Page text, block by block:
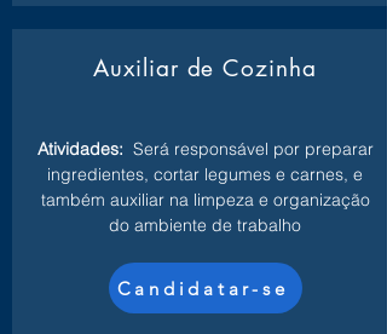
Auxiliar de Cozinha
Atividades: Será responsável por preparar
ingredientes, cortar legumes e carnes, e
também auxiliar na limpeza e organização
do ambiente de trabalho
Candidatar-se